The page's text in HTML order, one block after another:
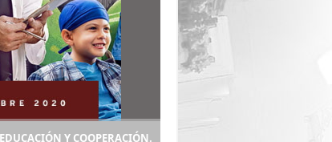
Y COOPERACIÓN.